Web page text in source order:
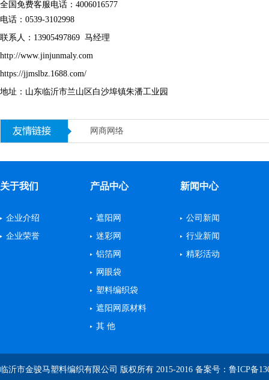
量、
全国免费客服电话：4006016577
电话：0539-3102998
联系人：13905497869 马经理
http://www.jinjunmaly.com
https://jjmslbz.1688.com/
地址：山东临沂市兰山区白沙埠镇朱潘工业园
网商网络
关于我们
企业介绍
企业荣誉
产品中心
遮阳网
迷彩网
铝箔网
网眼袋
塑料编织袋
遮阳网原材料
其 他
新闻中心
公司新闻
行业新闻
精彩活动
临沂市金骏马塑料编织有限公司 版权所有 2015-2016 备案号： 鲁ICP备